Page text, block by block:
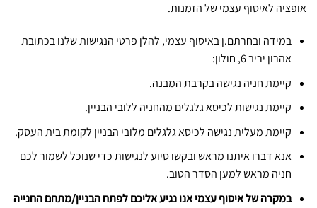
אופציה לאיסוף עצמי של הזמנות.
במידה ובחרתם.ן באיסוף עצמי, להלן פרטי הנגישות שלנו בכתובת
אהרון יריב 6, חולון:
קיימת חניה נגישה בקרבת המבנה.
קיימת נגישות לכיסא גלגלים מהחניה ללובי הבניין.
קיימת מעלית נגישה לכיסא גלגלים מלובי הבניין לקומת בית העסק.
אנא דברו איתנו מראש ובקשו סיוע לנגישות כדי שנוכל לשמור לכם
חניה מראש למען הסדר הטוב.
במקרה של איסוף עצמי אנו נגיע אליכם לפתח הבניין/מתחם החנייה